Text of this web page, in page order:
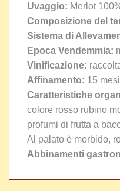
Uvaggio: Merlot
Composizione del
Sistema di
Epoca Vendemmia:
Vinificazione:
Affinamento: 15
Caratteristiche
colore rosso rubino
profumi di frutta a
Al palato è morbido,
Abbinamenti